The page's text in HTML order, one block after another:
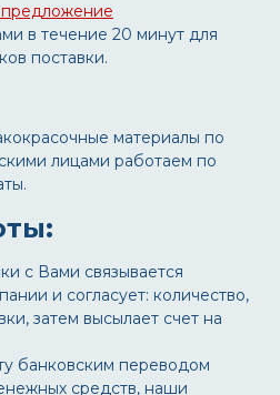
в течение 20 минут для
поставки.
материалы по
лицами работаем по
с Вами связывается
и согласует: количество,
затем высылает счет на
банковским переводом
средств, наши